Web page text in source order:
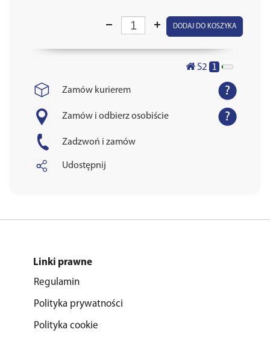
DODAJ DO KOSZYKA
S2 1
Zamów kurierem
Zamów i odbierz osobiście
Zadzwoń i zamów
Udostępnij
Linki prawne
Regulamin
Polityka prywatności
Polityka cookie